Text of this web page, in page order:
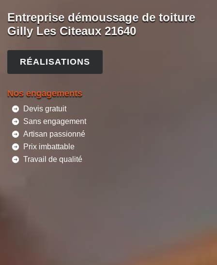
Entreprise démoussage de toiture
Gilly Les Citeaux 21640
RÉALISATIONS
Nos engagements
Devis gratuit
Sans engagement
Artisan passionné
Prix imbattable
Travail de qualité